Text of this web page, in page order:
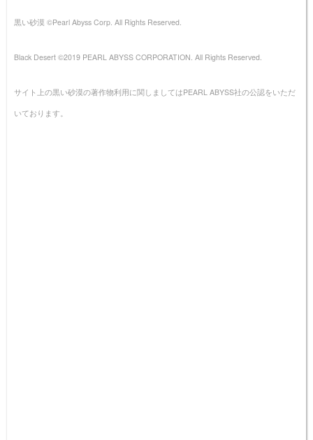
黒い砂漠 ©Pearl Abyss Corp. All Rights Reserved.
Black Desert ©2019 PEARL ABYSS CORPORATION. All Rights Reserved.
サイト上の黒い砂漠の著作物利用に関しましてはPEARL ABYSS社の公認をいただ
いております。